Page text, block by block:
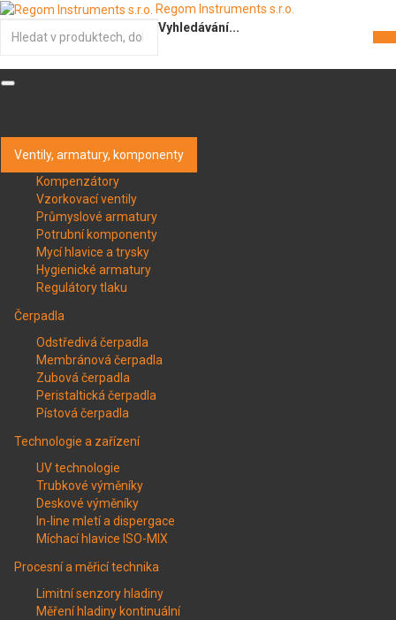
Regom Instruments s.r.o.
Vyhledávání...
Ventily, armatury, komponenty
Kompenzátory
Vzorkovací ventily
Průmyslové armatury
Potrubní komponenty
Mycí hlavice a trysky
Hygienické armatury
Regulátory tlaku
Čerpadla
Odstředivá čerpadla
Membránová čerpadla
Zubová čerpadla
Peristaltická čerpadla
Pístová čerpadla
Technologie a zařízení
UV technologie
Trubkové výměníky
Deskové výměníky
In-line mletí a dispergace
Míchací hlavice ISO-MIX
Procesní a měřicí technika
Limitní senzory hladiny
Měření hladiny kontinuální